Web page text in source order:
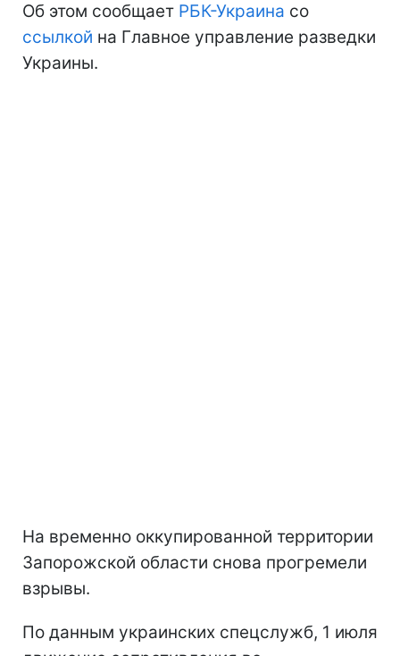
Об этом сообщает РБК-Украина со
ссылкой на Главное управление разведки
Украины.
На временно оккупированной территории
Запорожской области снова прогремели
взрывы.
По данным украинских спецслужб, 1 июля